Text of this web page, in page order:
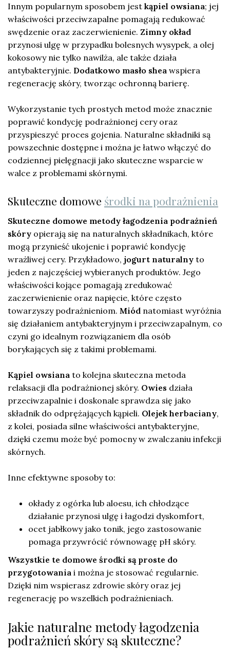
Innym popularnym sposobem jest kąpiel owsiana; jej
właściwości przeciwzapalne pomagają redukować
swędzenie oraz zaczerwienienie. Zimny okład
przynosi ulgę w przypadku bolesnych wysypek, a olej
kokosowy nie tylko nawilża, ale także działa
antybakteryjnie. Dodatkowo masło shea wspiera
regenerację skóry, tworząc ochronną barierę.
Wykorzystanie tych prostych metod może znacznie
poprawić kondycję podrażnionej cery oraz
przyspieszyć proces gojenia. Naturalne składniki są
powszechnie dostępne i można je łatwo włączyć do
codziennej pielęgnacji jako skuteczne wsparcie w
walce z problemami skórnymi.
Skuteczne domowe środki na podrażnienia
Skuteczne domowe metody łagodzenia podrażnień
skóry opierają się na naturalnych składnikach, które
mogą przynieść ukojenie i poprawić kondycję
wrażliwej cery. Przykładowo, jogurt naturalny to
jeden z najczęściej wybieranych produktów. Jego
właściwości kojące pomagają zredukować
zaczerwienienie oraz napięcie, które często
towarzyszy podrażnieniom. Miód natomiast wyróżnia
się działaniem antybakteryjnym i przeciwzapalnym, co
czyni go idealnym rozwiązaniem dla osób
borykających się z takimi problemami.
Kąpiel owsiana to kolejna skuteczna metoda
relaksacji dla podrażnionej skóry. Owies działa
przeciwzapalnie i doskonale sprawdza się jako
składnik do odprężających kąpieli. Olejek herbaciany,
z kolei, posiada silne właściwości antybakteryjne,
dzięki czemu może być pomocny w zwalczaniu infekcji
skórnych.
Inne efektywne sposoby to:
okłady z ogórka lub aloesu, ich chłodzące
działanie przynosi ulgę i łagodzi dyskomfort,
ocet jabłkowy jako tonik, jego zastosowanie
pomaga przywrócić równowagę pH skóry.
Wszystkie te domowe środki są proste do
przygotowania i można je stosować regularnie.
Dzięki nim wspierasz zdrowie skóry oraz jej
regenerację po wszelkich podrażnieniach.
Jakie naturalne metody łagodzenia
podrażnień skóry są skuteczne?